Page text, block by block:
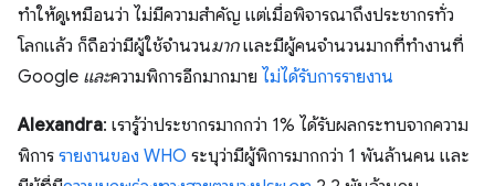
ทำให้ดูเหมือนว่า ไม่มีความสำคัญ แต่เมื่อพิจารณาถึงประชากรทั่ว
โลกแล้ว ก็ถือว่ามีผู้ใช้จำนวนมากและมีผู้คนจำนวนมากที่ทำงานที่
Google และความพิการอีกมากมาย ไม่ได้รับการรายงาน
Alexandra: เรารู้ว่าประชากรมากกว่า 1% ได้รับผลกระทบจากความ
พิการ รายงานของ WHO ระบุว่ามีผู้พิการมากกว่า 1 พันล้านคน และ